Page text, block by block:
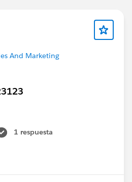
And Marketing
1 respuesta